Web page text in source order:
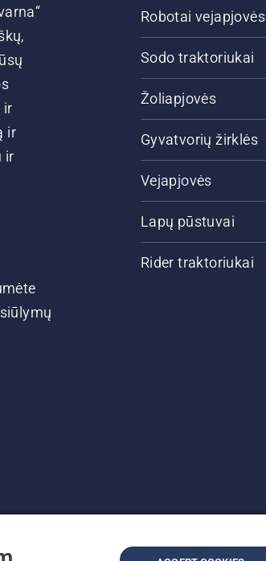
ir
ir
ir
Robotai vejapjovės
Sodo traktoriukai
Žoliapjovės
Gyvatvorių žirklės
Vejapjovės
Lapų pūstuvai
Rider traktoriukai